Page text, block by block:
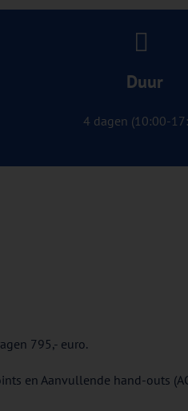
Duur
4 dagen (10:00-
795,- euro.
en Aanvullende hand-outs